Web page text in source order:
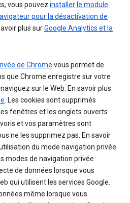
vous pouvez installer le module
pour la désactivation de
plus surGoogle Analytics et la
de Chrome vous permet de
que Chrome enregistre sur votre
sur le Web. En savoir plus
. Les cookies sont supprimés
fenêtres et les onglets ouverts
et vos paramètres sont
ne les supprimez pas. En savoir
du mode navigation privée
modes de navigation privée
de données lorsque vous
qui utilisent les services Google.
même lorsque vous